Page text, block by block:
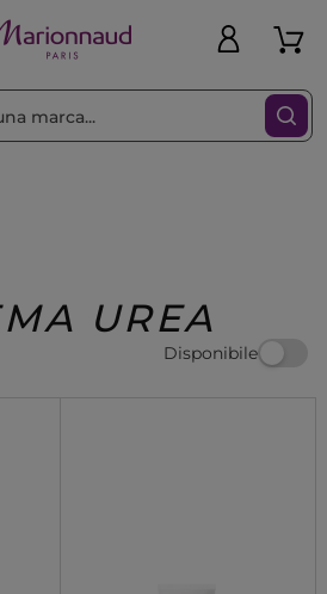
Regalo
UREA
Disponibile
Filtra